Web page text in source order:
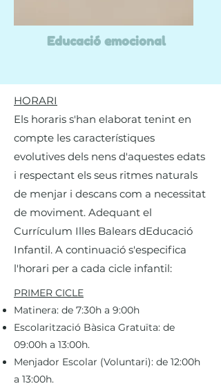
Educació emocional
HORARI
Els horaris s'han elaborat tenint en
compte les característiques
evolutives dels nens d'aquestes edats
i respectant els seus ritmes naturals
de menjar i descans com a necessitat
de moviment. Adequant el
Currículum Illes Balears dEducació
Infantil. A continuació s'especifica
l'horari per a cada cicle infantil:
PRIMER CICLE
Matinera: de 7:30h a 9:00h​
Escolarització Bàsica Gratuïta: de
09:00h a 13:00h.
Menjador Escolar (Voluntari): de 12:00h
a 13:00h.